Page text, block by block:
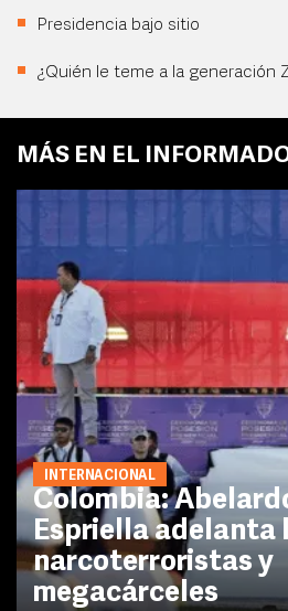
Presidencia bajo sitio
¿Quién le teme a la generación
MÁS EN EL
INTERNACIONAL
Colombia:
Espriella adelanta
narcoterroristas y
megacárceles